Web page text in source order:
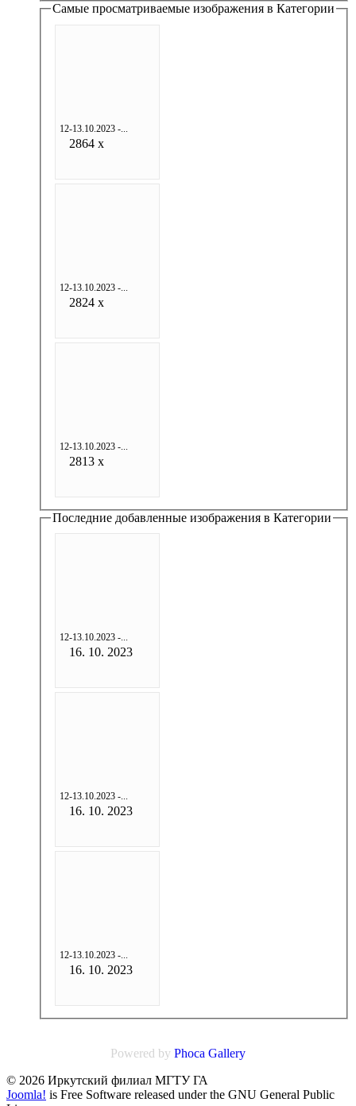
Самые просматриваемые изображения в Категории
12-13.10.2023 -...
2864 x
12-13.10.2023 -...
2824 x
12-13.10.2023 -...
2813 x
Последние добавленные изображения в Категории
12-13.10.2023 -...
16. 10. 2023
12-13.10.2023 -...
16. 10. 2023
12-13.10.2023 -...
16. 10. 2023
Powered by Phoca Gallery
© 2026 Иркутский филиал МГТУ ГА
Joomla! is Free Software released under the GNU General Public